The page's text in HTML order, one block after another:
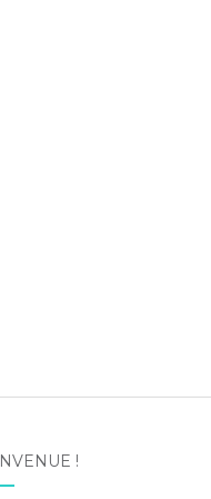
!